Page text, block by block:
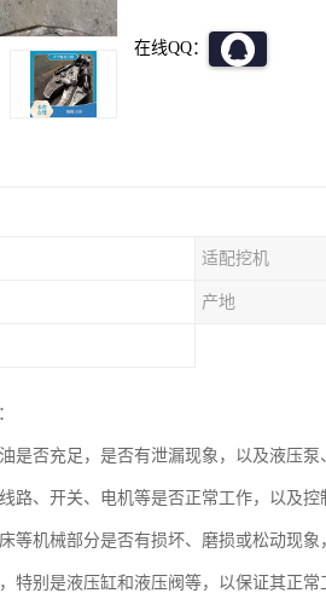
在线QQ：
适配挖机
产地
是否充足，是否有泄漏现象，以及液压
路、开关、电机等是否正常工作，以及
等机械部分是否有损坏、磨损或松动现
特别是液压缸和液压阀等，以保证其正